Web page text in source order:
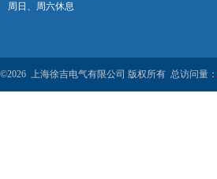
周日、周六休息
©2026 上海徐吉电气有限公司 版权所有 总访问量：